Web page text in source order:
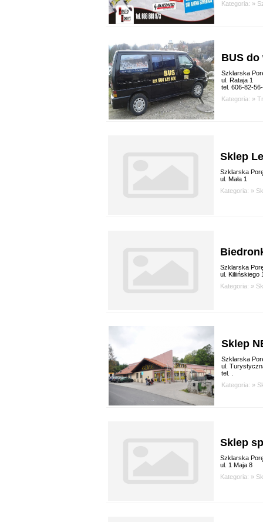
Kategoria: »
BUS
Szklarska
ul. Rataja 1
tel. 606-82-
Kategoria: »
Sklep
Szklarska
ul. Mała 1
Kategoria: »
Szklarska
ul. Kiliińskiego
Kategoria: »
Sklep
Szklarska
ul.
tel. .
Kategoria: »
Sklep
Szklarska
ul. 1 Maja 8
Kategoria: »